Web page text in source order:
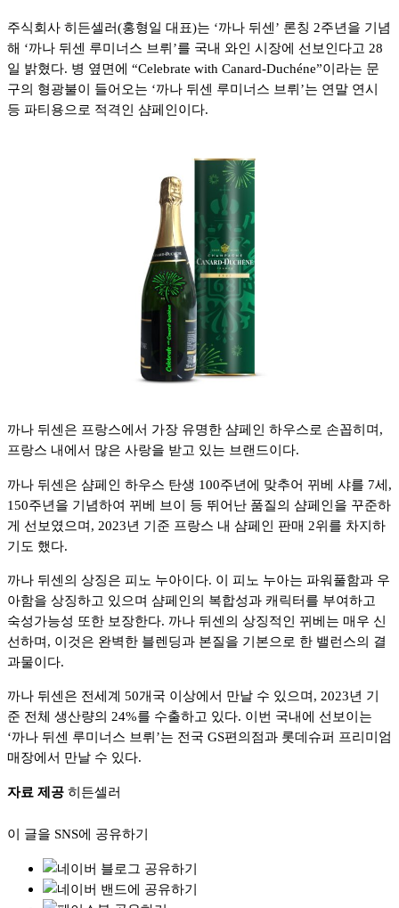
주식회사 히든셀러(홍형일 대표)는 ‘까나 뒤센’ 론칭 2주년을 기념
해 ‘까나 뒤센 루미너스 브뤼’를 국내 와인 시장에 선보인다고 28
일 밝혔다. 병 옆면에 “Celebrate with Canard-Duchéne”이라는 문
구의 형광불이 들어오는 ‘까나 뒤센 루미너스 브뤼’는 연말 연시
등 파티용으로 적격인 샴페인이다.
까나 뒤센은 프랑스에서 가장 유명한 샴페인 하우스로 손꼽히며,
프랑스 내에서 많은 사랑을 받고 있는 브랜드이다.
까나 뒤센은 샴페인 하우스 탄생 100주년에 맞추어 뀌베 샤를 7세,
150주년을 기념하여 뀌베 브이 등 뛰어난 품질의 샴페인을 꾸준하
게 선보였으며, 2023년 기준 프랑스 내 샴페인 판매 2위를 차지하
기도 했다.
까나 뒤센의 상징은 피노 누아이다. 이 피노 누아는 파워풀함과 우
아함을 상징하고 있으며 샴페인의 복합성과 캐릭터를 부여하고
숙성가능성 또한 보장한다. 까나 뒤센의 상징적인 뀌베는 매우 신
선하며, 이것은 완벽한 블렌딩과 본질을 기본으로 한 밸런스의 결
과물이다.
까나 뒤센은 전세계 50개국 이상에서 만날 수 있으며, 2023년 기
준 전체 생산량의 24%를 수출하고 있다. 이번 국내에 선보이는
‘까나 뒤센 루미너스 브뤼’는 전국 GS편의점과 롯데슈퍼 프리미엄
매장에서 만날 수 있다.
자료 제공 히든셀러
이 글을 SNS에 공유하기